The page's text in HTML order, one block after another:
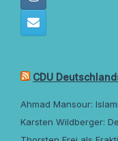
CDU
Ahmad Mansour:
Karsten Wildberger: